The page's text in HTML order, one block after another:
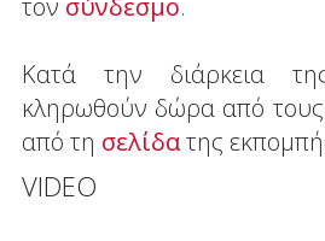
Κατά την διάρκεια
κληρωθούν δώρα από
από τη σελίδατης
VIDEO